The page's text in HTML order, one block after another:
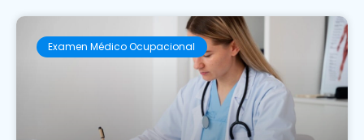
Examen Médico Ocupacional